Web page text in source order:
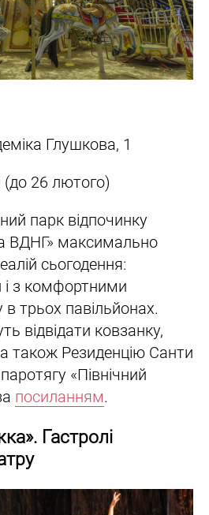
Глушкова, 1
26 лютого)
парк відпочинку
ВДНГ» максимально
сьогодення:
з комфортними
трьох павільйонах.
відвідати ковзанку,
а також Резиденцію Санти
«Північний
посиланням.
Гастролі